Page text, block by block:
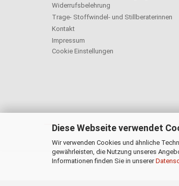
Diese Webseite verwendet
Wir verwenden Cookies und ähnliche
gewährleisten, die Nutzung unseres
Informationen finden Sie in unserer
Widerrufsbelehrung
Trage- Stoffwindel- und Stillberaterinnen
Kontakt
Impressum
Cookie Einstellungen